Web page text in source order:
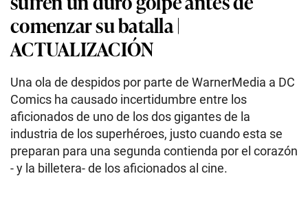
comenzar su batalla |
ACTUALIZACIÓN
Una ola de despidos por parte de WarnerMedia a DC
Comics ha causado incertidumbre entre los
aficionados de uno de los dos gigantes de la
industria de los superhéroes, justo cuando esta se
preparan para una segunda contienda por el corazón
- y la billetera- de los aficionados al cine.